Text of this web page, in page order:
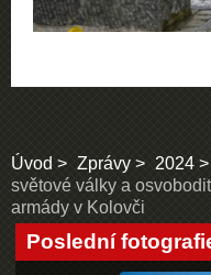
Úvod Zprávy 2024
světové války a
armády v Kolovči
Poslední